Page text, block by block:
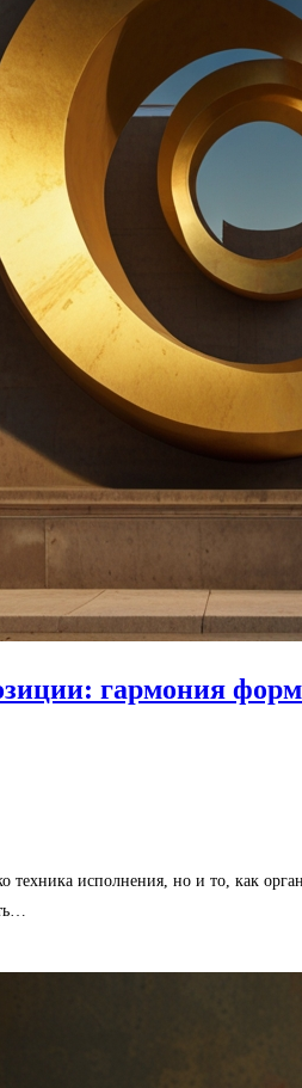
гармония
техника исполнения, но и то, как